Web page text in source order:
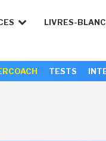
LIVRES-
TESTS